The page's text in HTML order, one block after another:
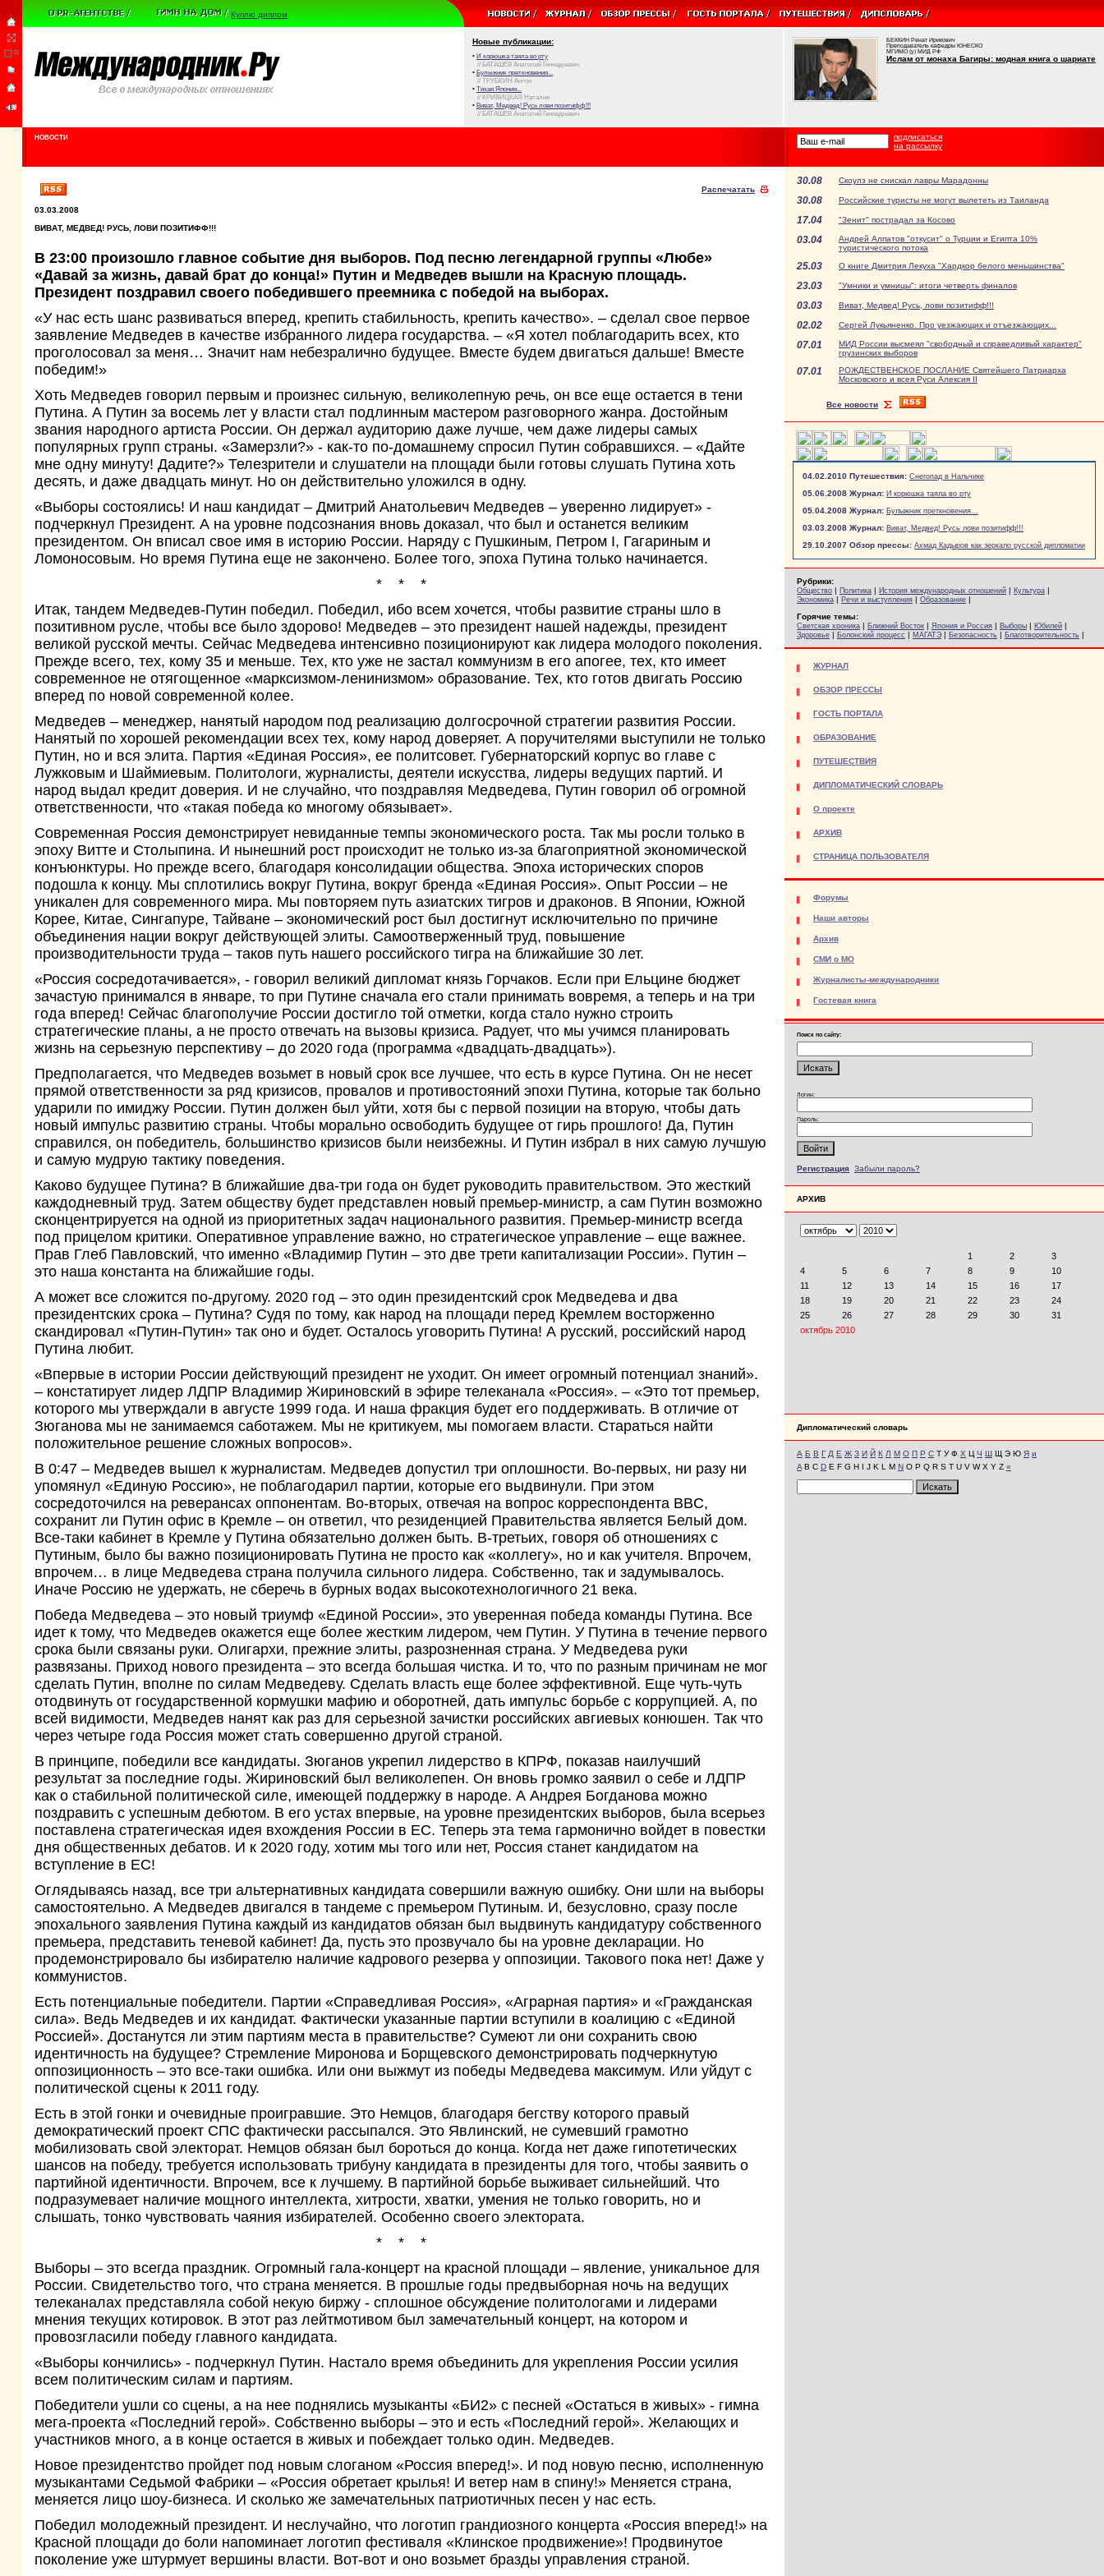
Куплю диплом
Новые публикации:
• И корюшка таяла во рту
// БАТАШЕВ Анатолий Геннадьевич
• Булыжник преткновения...
// ТРУБКИН Антон
• Тихая Япония...
// КРИВИЦКАЯ Наталия
• Виват, Медвед! Русь лови позитифф!!!
// БАТАШЕВ Анатолий Геннадьевич
БЕККИН Ренат Ирикович
Преподаватель кафедры ЮНЕСКО
МГИМО (у) МИД РФ
Ислам от монаха Багиры: модная книга о шариате
НОВОСТИ
подписаться
на рассылку
Распечатать
03.03.2008
ВИВАТ, МЕДВЕД! РУСЬ, ЛОВИ ПОЗИТИФФ!!!
В 23:00 произошло главное событие дня выборов. Под песню легендарной группы «Любе»
«Давай за жизнь, давай брат до конца!» Путин и Медведев вышли на Красную площадь.
Президент поздравил своего победившего преемника с победой на выборах.
«У нас есть шанс развиваться вперед, крепить стабильность, крепить качество». – сделал свое первое
заявление Медведев в качестве избранного лидера государства. – «Я хотел поблагодарить всех, кто
проголосовал за меня… Значит нам небезралично будущее. Вместе будем двигаться дальше! Вместе
победим!»
Хоть Медведев говорил первым и произнес сильную, великолепную речь, он все еще остается в тени
Путина. А Путин за восемь лет у власти стал подлинным мастером разговорного жанра. Достойным
звания народного артиста России. Он держал аудиторию даже лучше, чем даже лидеры самых
популярных групп страны. «Замерзли?» - как-то по-домашнему спросил Путин собравшихся. – «Дайте
мне одну минуту! Дадите?» Телезрители и слушатели на площади были готовы слушать Путина хоть
десять, и даже двадцать минут. Но он действительно уложился в одну.
«Выборы состоялись! И наш кандидат – Дмитрий Анатольевич Медведев – уверенно лидирует» -
подчеркнул Президент. А на уровне подсознания вновь доказал, что был и останется великим
президентом. Он вписал свое имя в историю России. Наряду с Пушкиным, Петром I, Гагариным и
Ломоносовым. Но время Путина еще не закончено. Более того, эпоха Путина только начинается.
* * *
Итак, тандем Медведев-Путин победил. Победил, ибо всем хочется, чтобы развитие страны шло в
позитивном русле, чтобы все было здорово! Медведев – это президент нашей надежды, президент
великой русской мечты. Сейчас Медведева интенсивно позиционируют как лидера молодого поколения.
Прежде всего, тех, кому 35 и меньше. Тех, кто уже не застал коммунизм в его апогее, тех, кто имеет
современное не отягощенное «марксизмом-ленинизмом» образование. Тех, кто готов двигать Россию
вперед по новой современной колее.
Медведев – менеджер, нанятый народом под реализацию долгосрочной стратегии развития России.
Нанятый по хорошей рекомендации всех тех, кому народ доверяет. А поручителями выступили не только
Путин, но и вся элита. Партия «Единая Россия», ее политсовет. Губернаторский корпус во главе с
Лужковым и Шаймиевым. Политологи, журналисты, деятели искусства, лидеры ведущих партий. И
народ выдал кредит доверия. И не случайно, что поздравляя Медведева, Путин говорил об огромной
ответственности, что «такая победа ко многому обязывает».
Современная Россия демонстрирует невиданные темпы экономического роста. Так мы росли только в
эпоху Витте и Столыпина. И нынешний рост происходит не только из-за благоприятной экономической
конъюнктуры. Но прежде всего, благодаря консолидации общества. Эпоха исторических споров
подошла к концу. Мы сплотились вокруг Путина, вокруг бренда «Единая Россия». Опыт России – не
уникален для современного мира. Мы повторяем путь азиатских тигров и драконов. В Японии, Южной
Корее, Китае, Сингапуре, Тайване – экономический рост был достигнут исключительно по причине
объединения нации вокруг действующей элиты. Самоотверженный труд, повышение
производительности труда – таков путь нашего российского тигра на ближайшие 30 лет.
«Россия сосредотачивается», - говорил великий дипломат князь Горчаков. Если при Ельцине бюджет
зачастую принимался в январе, то при Путине сначала его стали принимать вовремя, а теперь и на три
года вперед! Сейчас благополучие России достигло той отметки, когда стало нужно строить
стратегические планы, а не просто отвечать на вызовы кризиса. Радует, что мы учимся планировать
жизнь на серьезную перспективу – до 2020 года (программа «двадцать-двадцать»).
Предполагается, что Медведев возьмет в новый срок все лучшее, что есть в курсе Путина. Он не несет
прямой ответственности за ряд кризисов, провалов и противостояний эпохи Путина, которые так больно
ударили по имиджу России. Путин должен был уйти, хотя бы с первой позиции на вторую, чтобы дать
новый импульс развитию страны. Чтобы морально освободить будущее от гирь прошлого! Да, Путин
справился, он победитель, большинство кризисов были неизбежны. И Путин избрал в них самую лучшую
и самую мудрую тактику поведения.
Каково будущее Путина? В ближайшие два-три года он будет руководить правительством. Это жесткий
каждодневный труд. Затем обществу будет представлен новый премьер-министр, а сам Путин возможно
сконцентрируется на одной из приоритетных задач национального развития. Премьер-министр всегда
под прицелом критики. Оперативное управление важно, но стратегическое управление – еще важнее.
Прав Глеб Павловский, что именно «Владимир Путин – это две трети капитализации России». Путин –
это наша константа на ближайшие годы.
А может все сложится по-другому. 2020 год – это один президентский срок Медведева и два
президентских срока – Путина? Судя по тому, как народ на площади перед Кремлем восторженно
скандировал «Путин-Путин» так оно и будет. Осталось уговорить Путина! А русский, российский народ
Путина любит.
«Впервые в истории России действующий президент не уходит. Он имеет огромный потенциал знаний».
– констатирует лидер ЛДПР Владимир Жириновский в эфире телеканала «Россия». – «Это тот премьер,
которого мы утверждали в августе 1999 года. И наша фракция будет его поддерживать. В отличие от
Зюганова мы не занимаемся саботажем. Мы не критикуем, мы помогаем власти. Стараться найти
положительное решение сложных вопросов».
В 0:47 – Медведев вышел к журналистам. Медведев допустил три оплошности. Во-первых, ни разу ни
упомянул «Единую Россию», не поблагодарил партии, которые его выдвинули. При этом
сосредоточился на реверансах оппонентам. Во-вторых, отвечая на вопрос корреспондента BBC,
сохранит ли Путин офис в Кремле – он ответил, что резиденцией Правительства является Белый дом.
Все-таки кабинет в Кремле у Путина обязательно должен быть. В-третьих, говоря об отношениях с
Путиным, было бы важно позиционировать Путина не просто как «коллегу», но и как учителя. Впрочем,
впрочем… в лице Медведева страна получила сильного лидера. Собственно, так и задумывалось.
Иначе Россию не удержать, не сберечь в бурных водах высокотехнологичного 21 века.
Победа Медведева – это новый триумф «Единой России», это уверенная победа команды Путина. Все
идет к тому, что Медведев окажется еще более жестким лидером, чем Путин. У Путина в течение первого
срока были связаны руки. Олигархи, прежние элиты, разрозненная страна. У Медведева руки
развязаны. Приход нового президента – это всегда большая чистка. И то, что по разным причинам не мог
сделать Путин, вполне по силам Медведеву. Сделать власть еще более эффективной. Еще чуть-чуть
отодвинуть от государственной кормушки мафию и оборотней, дать импульс борьбе с коррупцией. А, по
всей видимости, Медведев нанят как раз для серьезной зачистки российских авгиевых конюшен. Так что
через четыре года Россия может стать совершенно другой страной.
В принципе, победили все кандидаты. Зюганов укрепил лидерство в КПРФ, показав наилучший
результат за последние годы. Жириновский был великолепен. Он вновь громко заявил о себе и ЛДПР
как о стабильной политической силе, имеющей поддержку в народе. А Андрея Богданова можно
поздравить с успешным дебютом. В его устах впервые, на уровне президентских выборов, была всерьез
поставлена стратегическая идея вхождения России в ЕС. Теперь эта тема гармонично войдет в повестки
дня общественных дебатов. И к 2020 году, хотим мы того или нет, Россия станет кандидатом на
вступление в ЕС!
Оглядываясь назад, все три альтернативных кандидата совершили важную ошибку. Они шли на выборы
самостоятельно. А Медведев двигался в тандеме с премьером Путиным. И, безусловно, сразу после
эпохального заявления Путина каждый из кандидатов обязан был выдвинуть кандидатуру собственного
премьера, представить теневой кабинет! Да, пусть это прозвучало бы на уровне декларации. Но
продемонстрировало бы избирателю наличие кадрового резерва у оппозиции. Такового пока нет! Даже у
коммунистов.
Есть потенциальные победители. Партии «Справедливая Россия», «Аграрная партия» и «Гражданская
сила». Ведь Медведев и их кандидат. Фактически указанные партии вступили в коалицию с «Единой
Россией». Достанутся ли этим партиям места в правительстве? Сумеют ли они сохранить свою
идентичность на будущее? Стремление Миронова и Борщевского демонстрировать подчеркнутую
оппозиционность – это все-таки ошибка. Или они выжмут из победы Медведева максимум. Или уйдут с
политической сцены к 2011 году.
Есть в этой гонки и очевидные проигравшие. Это Немцов, благодаря бегству которого правый
демократический проект СПС фактически рассыпался. Это Явлинский, не сумевший грамотно
мобилизовать свой электорат. Немцов обязан был бороться до конца. Когда нет даже гипотетических
шансов на победу, требуется использовать трибуну кандидата в президенты для того, чтобы заявить о
партийной идентичности. Впрочем, все к лучшему. В партийной борьбе выживает сильнейший. Что
подразумевает наличие мощного интеллекта, хитрости, хватки, умения не только говорить, но и
слышать, тонко чувствовать чаяния избирателей. Особенно своего электората.
* * *
Выборы – это всегда праздник. Огромный гала-концерт на красной площади – явление, уникальное для
России. Свидетельство того, что страна меняется. В прошлые годы предвыборная ночь на ведущих
телеканалах представляла собой некую биржу - сплошное обсуждение политологами и лидерами
мнения текущих котировок. В этот раз лейтмотивом был замечательный концерт, на котором и
провозгласили победу главного кандидата.
«Выборы кончились» - подчеркнул Путин. Настало время объединить для укрепления России усилия
всем политическим силам и партиям.
Победители ушли со сцены, а на нее поднялись музыканты «БИ2» с песней «Остаться в живых» - гимна
мега-проекта «Последний герой». Собственно выборы – это и есть «Последний герой». Желающих и
участников много, а в конце остается в живых и побеждает только один. Медведев.
Новое президентство пройдет под новым слоганом «Россия вперед!». И под новую песню, исполненную
музыкантами Седьмой Фабрики – «Россия обретает крылья! И ветер нам в спину!» Меняется страна,
меняется лицо шоу-бизнеса. И сколько же замечательных патриотичных песен у нас есть.
Победил молодежный президент. И неслучайно, что логотип грандиозного концерта «Россия вперед!» на
Красной площади до боли напоминает логотип фестиваля «Клинское продвижение»! Продвинутое
поколение уже штурмует вершины власти. Вот-вот и оно возьмет бразды управления страной.
30.08 Скоулз не снискал лавры Марадонны
30.08 Российские туристы не могут вылететь из Таиланда
17.04 "Зенит" пострадал за Косово
03.04
Андрей Алпатов "откусит" о Турции и Египта 10%
туристического потока
25.03 О книге Дмитрия Лекуха "Хардкор белого меньшинства"
23.03 "Умники и умницы": итоги четверть финалов
03.03 Виват, Медвед! Русь, лови позитифф!!!
02.02 Сергей Лукьяненко. Про уезжающих и отъезжающих...
07.01
МИД России высмеял "свободный и справедливый характер"
грузинских выборов
07.01
РОЖДЕСТВЕНСКОЕ ПОСЛАНИЕ Святейшего Патриарха
Московского и всея Руси Алексия II
Все новости
04.02.2010 Путешествия: Снегопад в Нальчике
05.06.2008 Журнал: И корюшка таяла во рту
05.04.2008 Журнал: Булыжник преткновения...
03.03.2008 Журнал: Виват, Медвед! Русь лови позитифф!!!
29.10.2007 Обзор прессы: Ахмад Кадыров как зеркало русской дипломатии
Рубрики:
Общество | Политика | История международных отношений | Культура |
Экономика | Речи и выступления | Образование |
Горячие темы:
Светская хроника | Ближний Восток | Япония и Россия | Выборы | Юбилей |
Здоровье | Болонский процесс | МАГАТЭ | Безопасность | Благотворительность |
ЖУРНАЛ
ОБЗОР ПРЕССЫ
ГОСТЬ ПОРТАЛА
ОБРАЗОВАНИЕ
ПУТЕШЕСТВИЯ
ДИПЛОМАТИЧЕСКИЙ СЛОВАРЬ
О проекте
АРХИВ
СТРАНИЦА ПОЛЬЗОВАТЕЛЯ
Форумы
Наши авторы
Архив
СМИ о МО
Журналисты-международники
Гостевая книга
Поиск по сайту:
Логин:
Пароль:
Регистрация Забыли пароль?
АРХИВ
Дипломатический словарь
А Б В Г Д Е Ж З И Й К Л М О П Р С Т У Ф Х Ц Ч Ш Щ Э Ю Я и
A B C D E F G H I J K L M N O P Q R S T U V W X Y Z «